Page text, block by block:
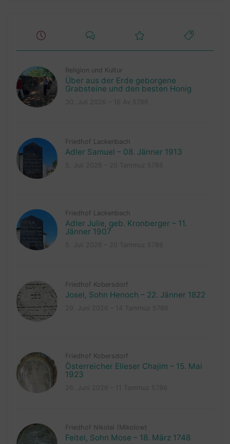
Religion und Kultur
Über aus der Erde geborgene
Grabsteine und den besten Honig
Friedhof Lackenbach
Adler Samuel – 08. Jänner 1913
Friedhof Lackenbach
Adler Julie, geb. Kronberger – 11.
Jänner 1907
Friedhof Kobersdorf
Josel, Sohn Henoch – 22. Jänner 1822
Friedhof Kobersdorf
Österreicher Elieser Chajim – 15. Mai
1923
Friedhof Nikolai (Mikolow)
Feitel, Sohn Mose – 18. März 1748